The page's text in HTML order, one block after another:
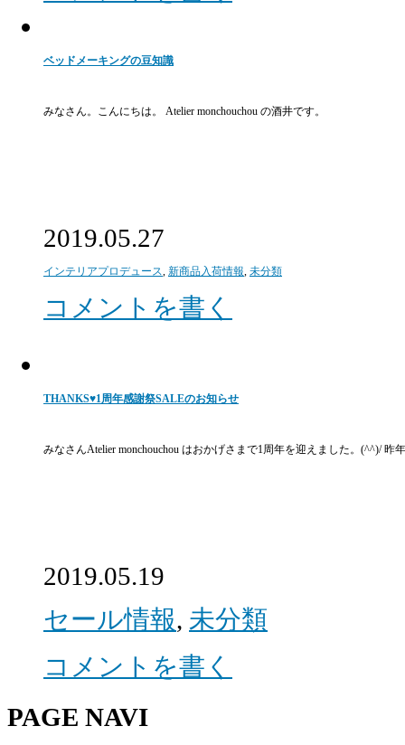
ベッドメーキングの豆知識
みなさん。こんにちは。 Atelier monchouchou の酒井です。
2019.05.27
インテリアプロデュース, 新商品入荷情報, 未分類
コメントを書く
THANKS♥1周年感謝祭SALEのお知らせ
みなさんAtelier monchouchou はおかげさまで1周年を迎えました。(^^)/
2019.05.19
セール情報, 未分類
コメントを書く
PAGE NAVI